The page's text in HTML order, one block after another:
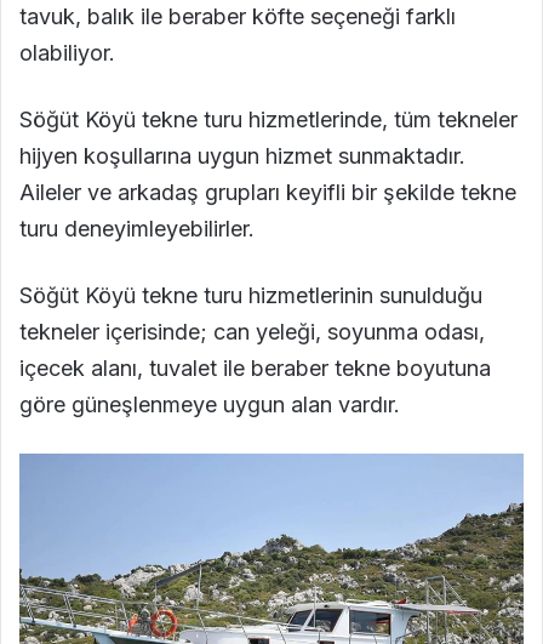
tavuk, balık ile beraber köfte seçeneği farklı
olabiliyor.
Söğüt Köyü tekne turu hizmetlerinde, tüm tekneler
hijyen koşullarına uygun hizmet sunmaktadır.
Aileler ve arkadaş grupları keyifli bir şekilde tekne
turu deneyimleyebilirler.
Söğüt Köyü tekne turu hizmetlerinin sunulduğu
tekneler içerisinde; can yeleği, soyunma odası,
içecek alanı, tuvalet ile beraber tekne boyutuna
göre güneşlenmeye uygun alan vardır.